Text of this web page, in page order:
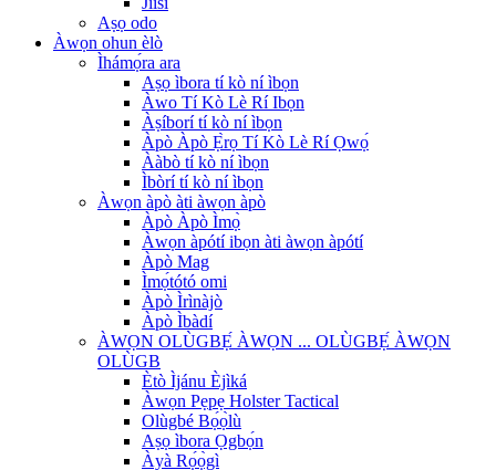
Aṣọ odo
Àwọn ohun èlò
Ìhámọ́ra ara
Aṣọ ìbora tí kò ní ìbọn
Àwo Tí Kò Lè Rí Ibọn
Àṣíborí tí kò ní ìbọn
Àpò Àpò Ẹ̀rọ Tí Kò Lè Rí Ọwọ́
Ààbò tí kò ní ìbọn
Ìbòrí tí kò ní ìbọn
Àwọn àpò àti àwọn àpò
Àpò Àpò Ìmọ̀
Àwọn àpótí ibọn àti àwọn àpótí
Àpò Mag
Ìmọ́tótó omi
Àpò Ìrìnàjò
Àpò Ìbàdí
ÀWỌN OLÙGBẸ́ ÀWỌN ... OLÙGBẸ́ ÀWỌN
OLÙGB
Ètò Ìjánu Èjìká
Àwọn Pẹpẹ Holster Tactical
Olùgbé Bọ́ọ̀lù
Aṣọ ìbora Ọgbọ́n
Àyà Rọ́ọ̀gì